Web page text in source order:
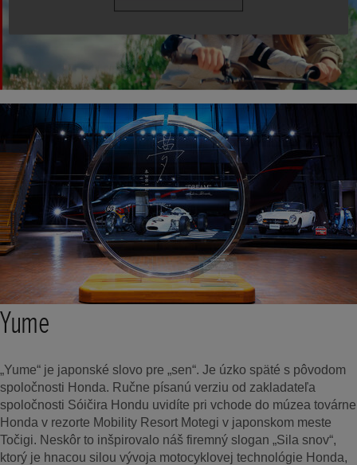
Yume
„Yume“ je japonské slovo pre „sen“. Je úzko späté s pôvodom
spoločnosti Honda. Ručne písanú verziu od zakladateľa
spoločnosti Sóičira Hondu uvidíte pri vchode do múzea továrne
Honda v rezorte Mobility Resort Motegi v japonskom meste
Točigi. Neskôr to inšpirovalo náš firemný slogan „Sila snov“,
ktorý je hnacou silou vývoja motocyklovej technológie Honda,